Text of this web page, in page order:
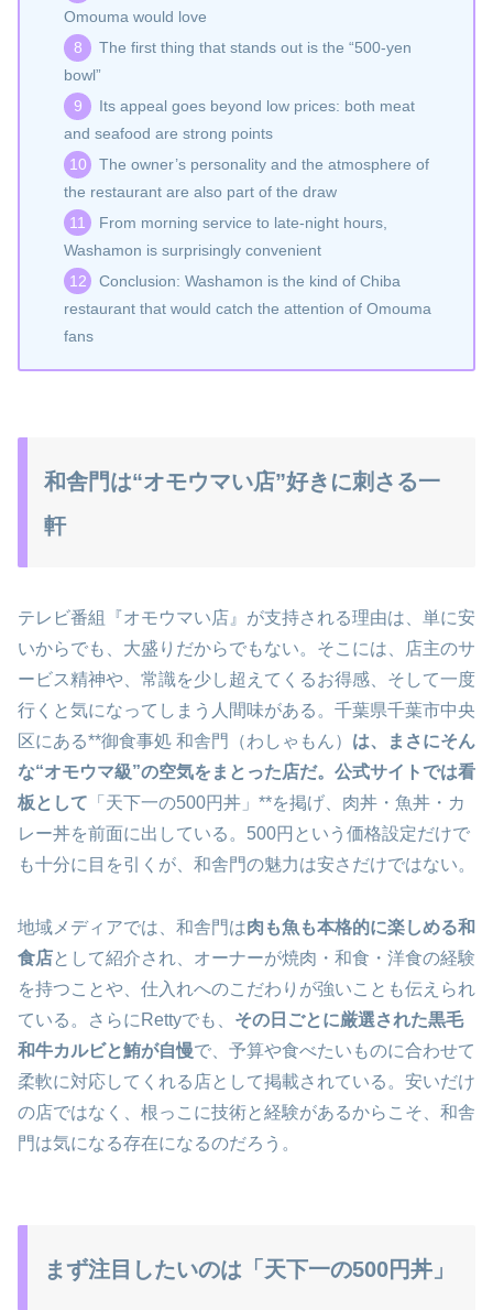
Omouma would love
The first thing that stands out is the “500-yen
bowl”
Its appeal goes beyond low prices: both meat
and seafood are strong points
The owner’s personality and the atmosphere of
the restaurant are also part of the draw
From morning service to late-night hours,
Washamon is surprisingly convenient
Conclusion: Washamon is the kind of Chiba
restaurant that would catch the attention of Omouma
fans
和舎門は“オモウマい店”好きに刺さる一
軒
テレビ番組『オモウマい店』が支持される理由は、単に安
いからでも、大盛りだからでもない。そこには、店主のサ
ービス精神や、常識を少し超えてくるお得感、そして一度
行くと気になってしまう人間味がある。千葉県千葉市中央
区にある**御食事処 和舎門（わしゃもん） は、まさにそん
な“オモウマ級”の空気をまとった店だ。公式サイトでは看
板として 「天下一の500円丼」**を掲げ、肉丼・魚丼・カ
レー丼を前面に出している。500円という価格設定だけで
も十分に目を引くが、和舎門の魅力は安さだけではない。
地域メディアでは、和舎門は肉も魚も本格的に楽しめる和
食店として紹介され、オーナーが焼肉・和食・洋食の経験
を持つことや、仕入れへのこだわりが強いことも伝えられ
ている。さらにRettyでも、 その日ごとに厳選された黒毛
和牛カルビと鮪が自慢で、予算や食べたいものに合わせて
柔軟に対応してくれる店として掲載されている。安いだけ
の店ではなく、根っこに技術と経験があるからこそ、和舎
門は気になる存在になるのだろう。
まず注目したいのは「天下一の500円丼」